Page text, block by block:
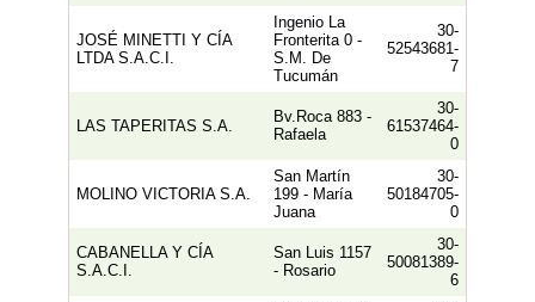
JOSÉ MINETTI Y CÍA
LTDA S.A.C.I.
Ingenio La
Fronterita 0 -
S.M. De
Tucumán
30-
52543681-
7
LAS TAPERITAS S.A.
Bv.Roca 883 -
Rafaela
30-
61537464-
0
MOLINO VICTORIA S.A.
San Martín
199 - María
Juana
30-
50184705-
0
CABANELLA Y CÍA
S.A.C.I.
San Luis 1157
- Rosario
30-
50081389-
6